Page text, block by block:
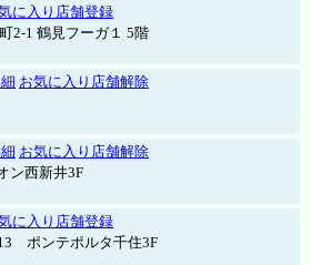
に入り店舗登録
2-1 鶴見フーガ１ 5階
お気に入り店舗解除
お気に入り店舗解除
ン西新井3F
に入り店舗登録
ポンテポルタ千住3F